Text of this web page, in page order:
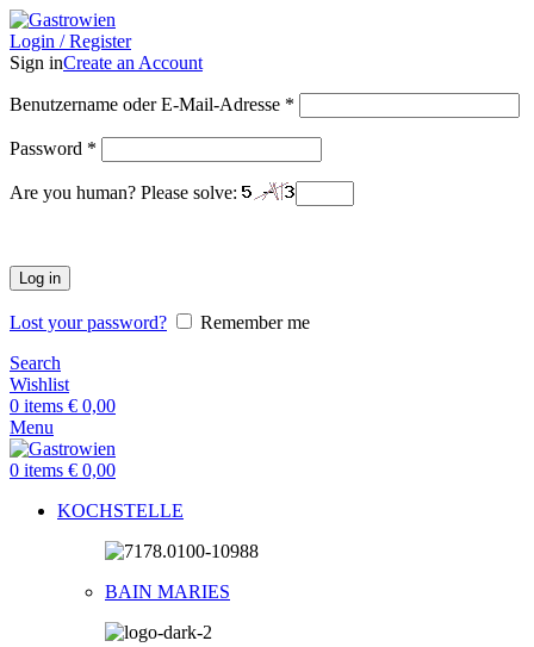
Login / Register
Sign inCreate an Account
Benutzername oder E-Mail-Adresse *
Password *
Are you human? Please solve:
Log in
Lost your password?
Remember me
Search
Wishlist
0 items € 0,00
Menu
0 items € 0,00
KOCHSTELLE
BAIN MARIES